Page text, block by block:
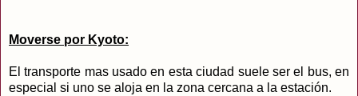
Moverse por Kyoto:
El transporte mas usado en esta ciudad suele ser el bus, en
especial si uno se aloja en la zona cercana a la estación.